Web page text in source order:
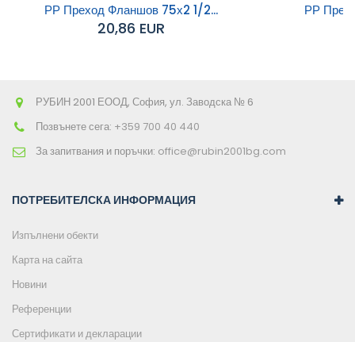
РР Преход Фланшов 75х2 1/2...
20,86 EUR
РР
РУБИН 2001 ЕООД, София, ул. Заводска № 6
Позвънете сега: +359 700 40 440
За запитвания и поръчки: office@rubin2001bg.com
ПОТРЕБИТЕЛСКА ИНФОРМАЦИЯ
Изпълнени обекти
Карта на сайта
Новини
Референции
Сертификати и декларации